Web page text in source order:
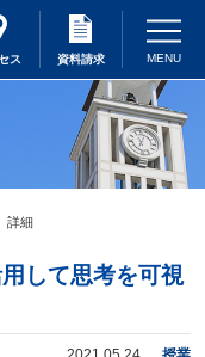
ス 資料請求
詳細
して思考を可視